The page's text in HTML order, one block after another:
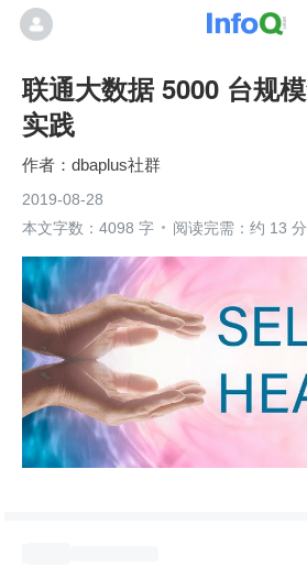
联通大数据 5000 台规
实践
dbaplus社群
2019-08-28
本文字数：4098 字
阅读完需：约 13